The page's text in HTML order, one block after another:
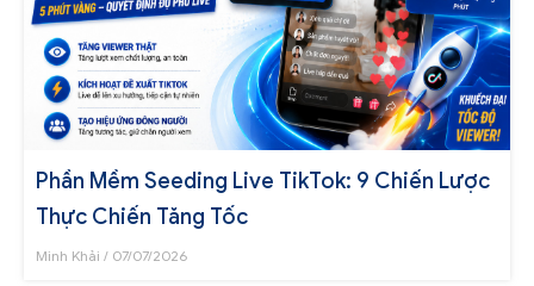
Phần Mềm Seeding Live TikTok: 9 Chiến Lược
Thực Chiến Tăng Tốc
Minh Khải 07/07/2026